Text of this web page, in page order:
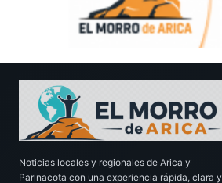
Noticias locales y regionales de Arica y
Parinacota con una experiencia rápida, clara y